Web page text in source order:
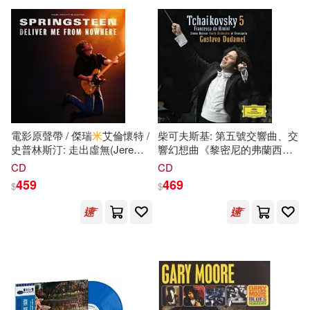
黛安娜．韋恩．瓊斯(2)
（印度）泰戈爾(2)
（印）拉賓德拉納特·泰戈爾(2)
（法）伏爾泰(2)
Maria Isabel(1)
Deutsche Grammophon(7)
環球 Blue Note(6)
BIS(4) EuroArts(4)
商務印書館(4) Capriccio(3)
奇光出版(3) 崧燁文化(3)
可超商取貨(177)
可海外宅配(166)
可港澳店取(147)
可新加坡店取(128)
適合手機平板閱讀(8)
Werba (Ein Musiklehrer) /
Gatti, Daniele (conductor) /
Fiorentino Maggio Musicale
Orchestra (2CD))
Erraught (mezzo-soprano) /
Jean-Luc Tingaud (conductor) /
RTÉ National Symphony
Orchestra, Chamber Choir
電影原聲帶 / 傑瑞米艾倫懷特 /
史普林斯汀: 走出虛無(Jeremy
Allen White / Springsteen:
(Original Motion Picture
CD
$459
柴可夫斯基: 第五號交響曲、交
響幻想曲《黎密尼的弗蘭西斯
卡》/ 杜達美指揮 / 委內瑞拉玻
(Tchaikovsky: Symphony No
5, Francesca da Rimini /
Gustavo Dudamel / Venezuela
CD
$469